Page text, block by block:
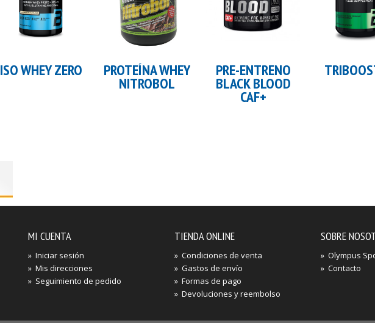
ISO WHEY ZERO PROTEÍNA WHEY
NITROBOL
PRE-ENTRENO
BLACK BLOOD
CAF+
MI CUENTA
» Iniciar sesión
» Mis direcciones
» Seguimiento de pedido
TIENDA ONLINE
» Condiciones de venta
» Gastos de envío
» Formas de pago
» Devoluciones y reembolso
SOBRE
» Olympus
» Contacto